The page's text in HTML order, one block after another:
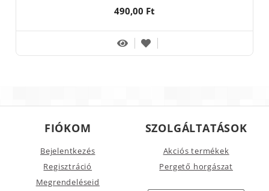
490,00 Ft
FIÓKOM
Bejelentkezés
Regisztráció
Megrendeléseid
SZOLGÁLTATÁSOK
Akciós termékek
Pergető horgászat